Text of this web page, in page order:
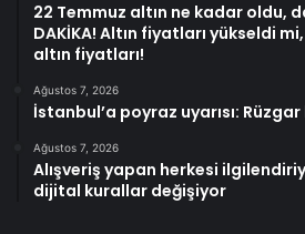
22 Temmuz altın ne kadar oldu,
DAKİKA! Altın fiyatları yükseldi
altın fiyatları!
Ağustos 7, 2026
İstanbul’a poyraz uyarısı:
Ağustos 7, 2026
Alışveriş yapan herkesi
dijital kurallar değişiyor